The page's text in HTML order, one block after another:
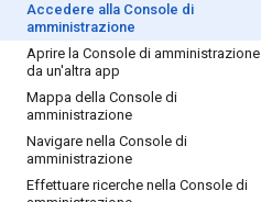
Accedere alla Console di
amministrazione
Aprire la Console di amministrazione
da un'altra app
Mappa della Console di
amministrazione
Navigare nella Console di
amministrazione
Effettuare ricerche nella Console di